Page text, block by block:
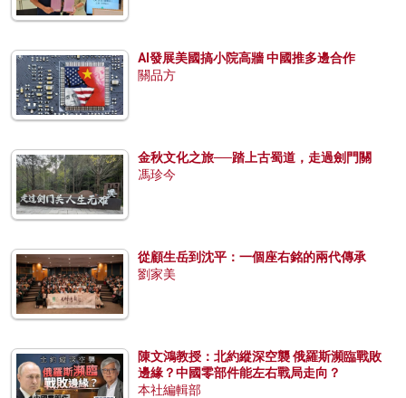
AI發展美國搞小院高牆 中國推多邊合作
關品方
金秋文化之旅──踏上古蜀道，走過劍門關
馮珍今
從顧生岳到沈平：一個座右銘的兩代傳承
劉家美
陳文鴻教授：北約縱深空襲 俄羅斯瀕臨戰敗
邊緣？中國零部件能左右戰局走向？
本社編輯部